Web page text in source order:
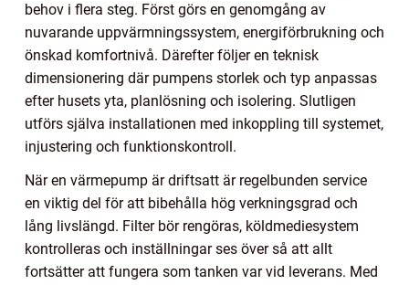
behov i flera steg. Först görs en genomgång av
nuvarande uppvärmningssystem, energiförbrukning och
önskad komfortnivå. Därefter följer en teknisk
dimensionering där pumpens storlek och typ anpassas
efter husets yta, planlösning och isolering. Slutligen
utförs själva installationen med inkoppling till systemet,
injustering och funktionskontroll.
När en värmepump är driftsatt är regelbunden service
en viktig del för att bibehålla hög verkningsgrad och
lång livslängd. Filter bör rengöras, köldmediesystem
kontrolleras och inställningar ses över så att allt
fortsätter att fungera som tanken var vid leverans. Med